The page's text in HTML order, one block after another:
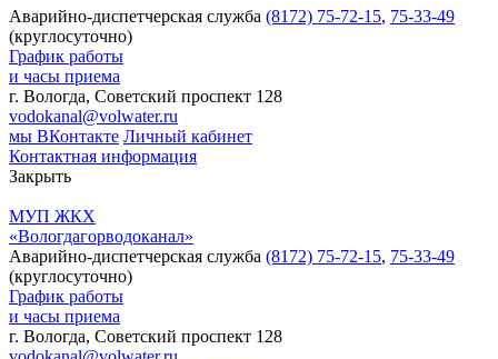
Аварийно-диспетчерская служба (8172) 75-72-15, 75-33-49
(круглосуточно)
График работы
и часы приема
г. Вологда, Советский проспект 128
vodokanal@volwater.ru
мы ВКонтакте Личный кабинет
Контактная информация
Закрыть
МУП ЖКХ
«Вологдагорводоканал»
Аварийно-диспетчерская служба (8172) 75-72-15, 75-33-49
(круглосуточно)
График работы
и часы приема
г. Вологда, Советский проспект 128